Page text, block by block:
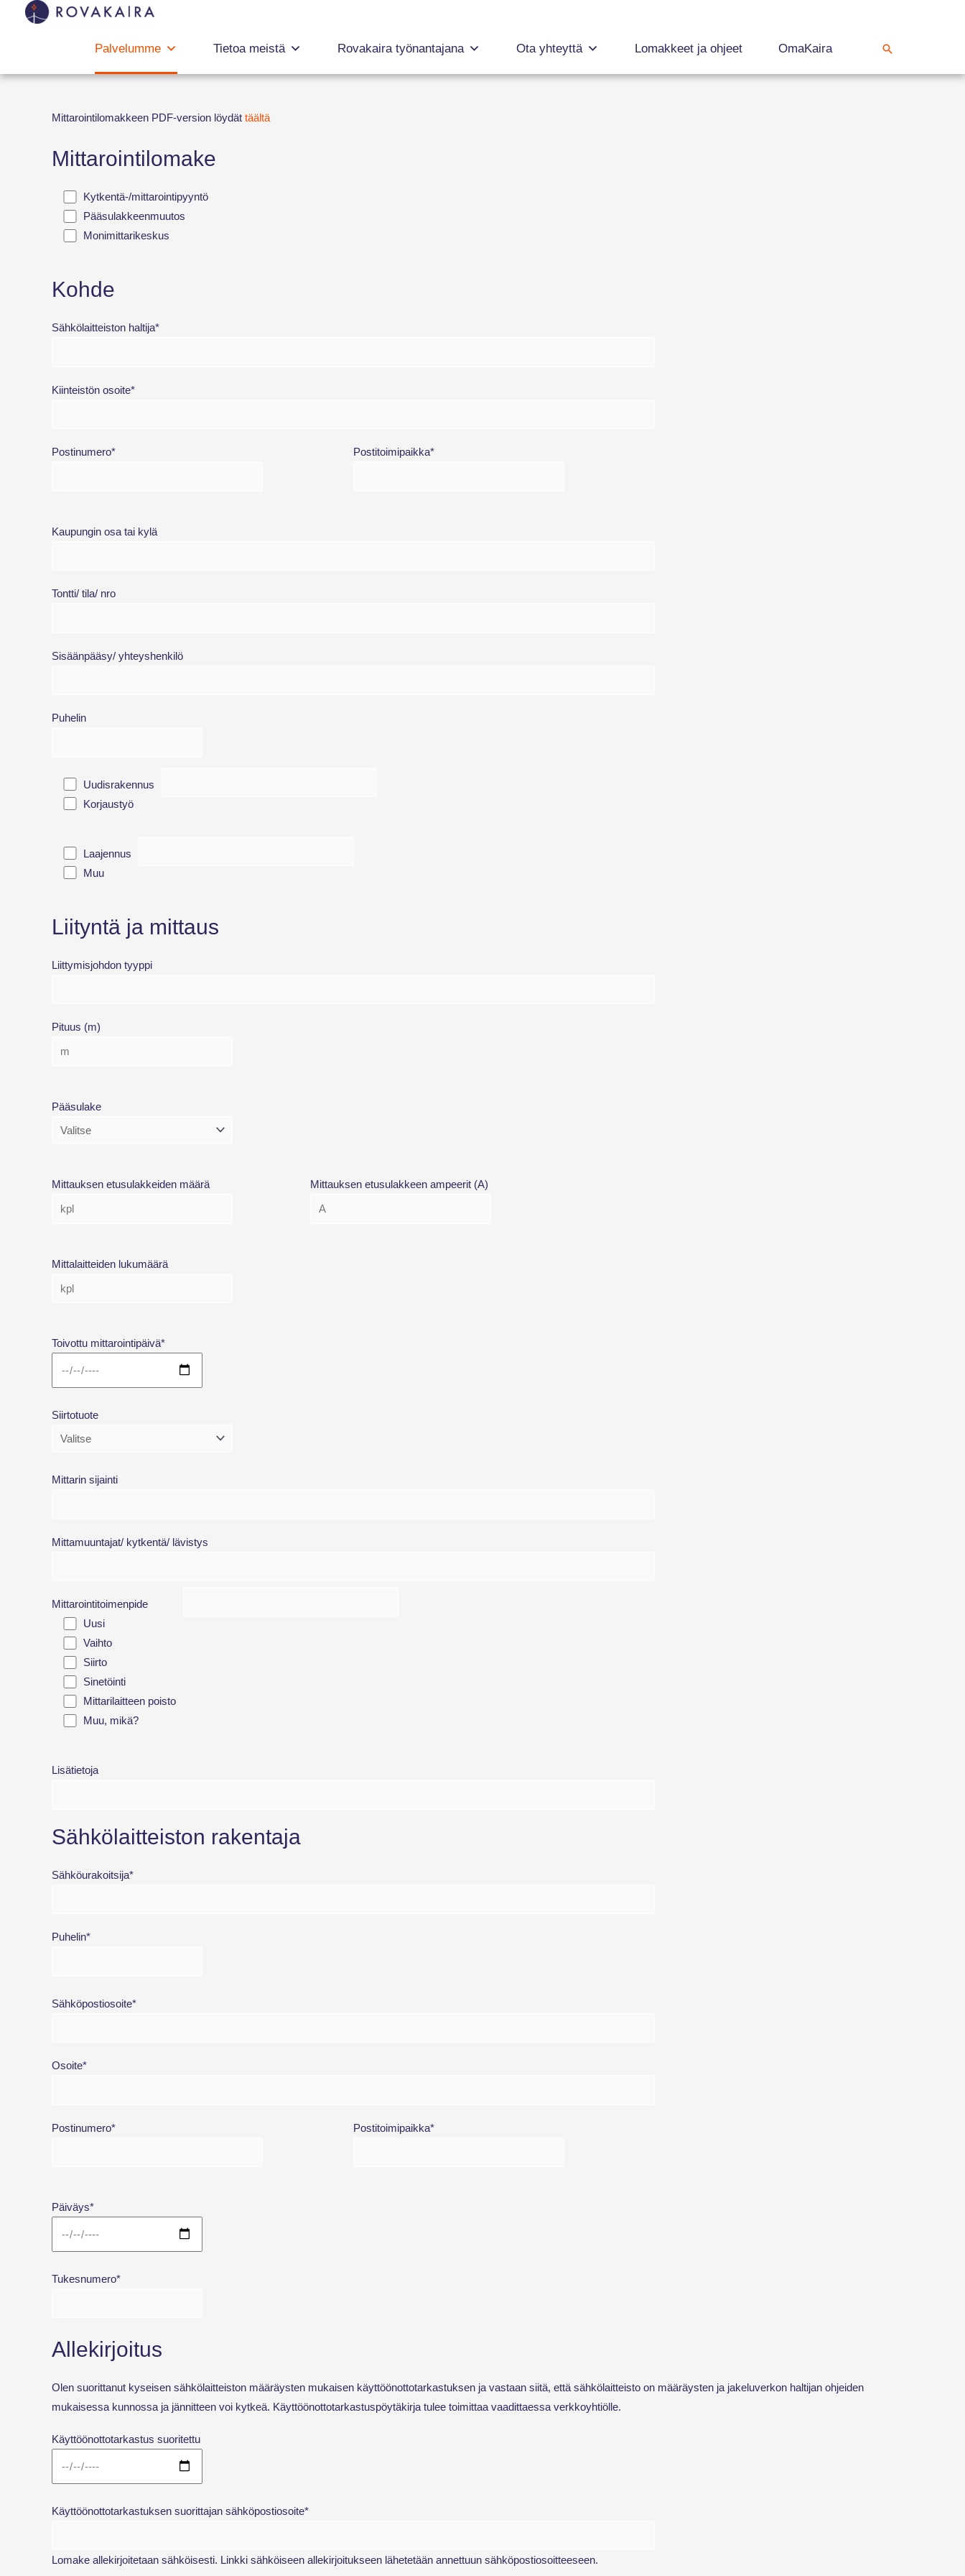
Palvelumme Tietoa meistä Rovakaira työnantajana Ota yhteyttä Lomakkeet ja ohjeet OmaKaira
Mittarointilomakkeen PDF-version löydät täältä
Mittarointilomake
Kytkentä‐/mittarointipyyntö
Pääsulakkeenmuutos
Monimittarikeskus
Kohde
Sähkölaitteiston haltija*
Kiinteistön osoite*
Postinumero* Postitoimipaikka*
Kaupungin osa tai kylä
Tontti/ tila/ nro
Sisäänpääsy/ yhteyshenkilö
Puhelin
Uudisrakennus
Korjaustyö
Laajennus
Muu
Liityntä ja mittaus
Liittymisjohdon tyyppi
Pituus (m)
Pääsulake
Mittauksen etusulakkeiden määrä Mittauksen etusulakkeen ampeerit (A)
Mittalaitteiden lukumäärä
Toivottu mittarointipäivä*
Siirtotuote
Mittarin sijainti
Mittamuuntajat/ kytkentä/ lävistys
Mittarointitoimenpide
Uusi
Vaihto
Siirto
Sinetöinti
Mittarilaitteen poisto
Muu, mikä?
Lisätietoja
Sähkölaitteiston rakentaja
Sähköurakoitsija*
Puhelin*
Sähköpostiosoite*
Osoite*
Postinumero* Postitoimipaikka*
Päiväys*
Tukesnumero*
Allekirjoitus
Olen suorittanut kyseisen sähkölaitteiston määräysten mukaisen käyttöönottotarkastuksen ja vastaan siitä, että sähkölaitteisto on määräysten ja jakeluverkon haltijan ohjeiden
mukaisessa kunnossa ja jännitteen voi kytkeä. Käyttöönottotarkastuspöytäkirja tulee toimittaa vaadittaessa verkkoyhtiölle.
Käyttöönottotarkastus suoritettu
Käyttöönottotarkastuksen suorittajan sähköpostiosoite*
Lomake allekirjoitetaan sähköisesti. Linkki sähköiseen allekirjoitukseen lähetetään annettuun sähköpostiosoitteeseen.